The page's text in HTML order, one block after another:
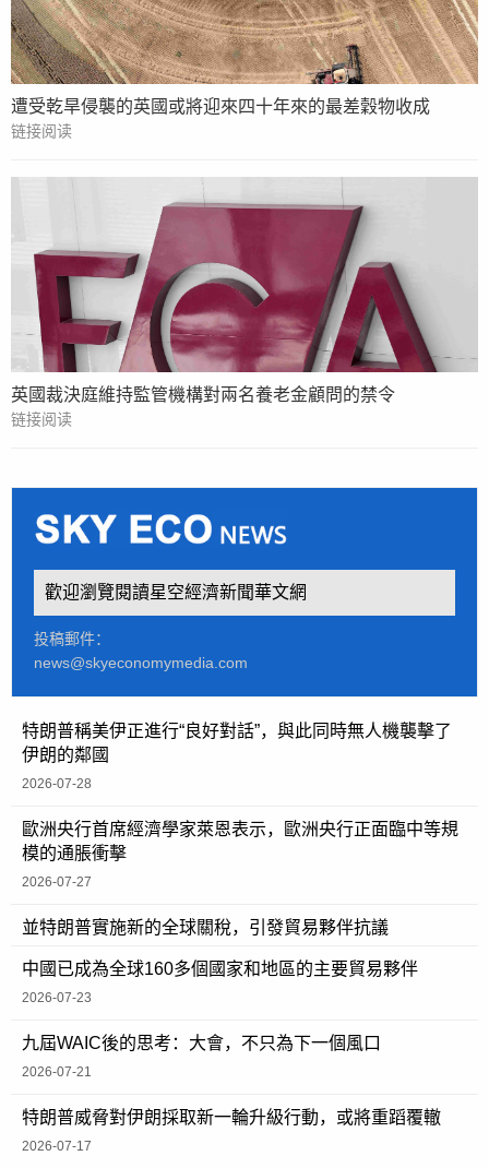
遭受乾旱侵襲的英國或將迎來四十年來的最差穀物收成
链接阅读
英國裁決庭維持監管機構對兩名養老金顧問的禁令
链接阅读
歡迎瀏覽閱讀星空經濟新聞華文網
投稿郵件：
news@skyeconomymedia.com
特朗普稱美伊正進行“良好對話”，與此同時無人機襲擊了
伊朗的鄰國
2026-07-28
歐洲央行首席經濟學家萊恩表示，歐洲央行正面臨中等規
模的通脹衝擊
2026-07-27
並特朗普實施新的全球關稅，引發貿易夥伴抗議
中國已成為全球160多個國家和地區的主要貿易夥伴
2026-07-23
九屆WAIC後的思考：大會，不只為下一個風口
2026-07-21
特朗普威脅對伊朗採取新一輪升級行動，或將重蹈覆轍
2026-07-17